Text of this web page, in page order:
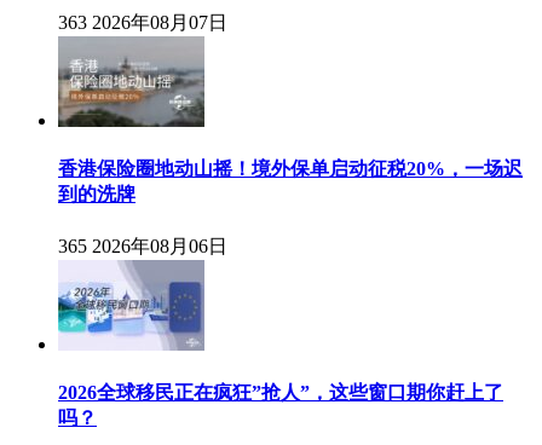
363 2026年08月07日
香港保险圈地动山摇！境外保单启动征税20%，一场迟
到的洗牌
365 2026年08月06日
2026全球移民正在疯狂”抢人”，这些窗口期你赶上了
吗？